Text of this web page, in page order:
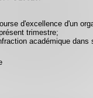
d'excellence d'un
trimestre;
académique dans